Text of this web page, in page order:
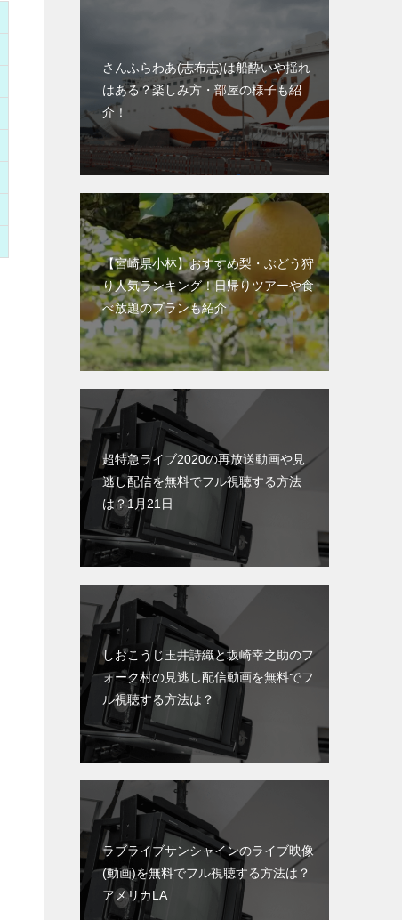
さんふらわあ(志布志)は船酔いや揺れ
はある？楽しみ方・部屋の様子も紹
介！
【宮崎県小林】おすすめ梨・ぶどう狩
り人気ランキング！日帰りツアーや食
べ放題のプランも紹介
超特急ライブ2020の再放送動画や見
逃し配信を無料でフル視聴する方法
は？1月21日
しおこうじ玉井詩織と坂崎幸之助のフ
ォーク村の見逃し配信動画を無料でフ
ル視聴する方法は？
ラブライブサンシャインのライブ映像
(動画)を無料でフル視聴する方法は？
アメリカLA